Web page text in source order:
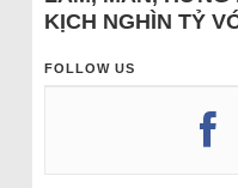
KỊCH NGHÌN TỶ
FOLLOW US